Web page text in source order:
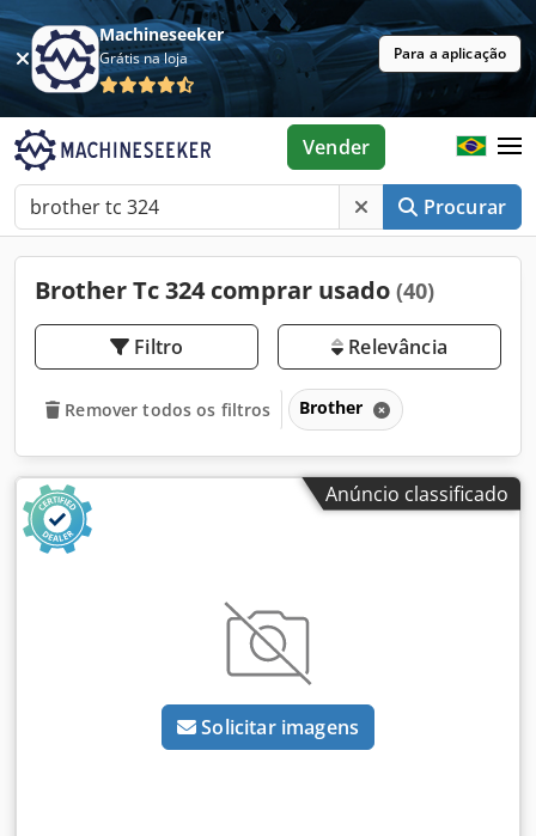
Machineseeker
Grátis na loja Para a aplicação
Procurar
Vender
Brother Tc 324 comprar usado (40)
Filtro Relevância
Remover todos os filtros Brother
Anúncio classificado
Solicitar imagens